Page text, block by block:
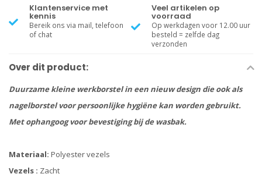
Klantenservice met
kennis
Bereik ons via mail, telefoon
of chat
Veel artikelen op
voorraad
Op werkdagen voor 12.00 uur
besteld = zelfde dag
verzonden
Over dit product:
Duurzame kleine werkborstel in een nieuw design die ook als
nagelborstel voor persoonlijke hygiëne kan worden gebruikt.
Met ophangoog voor bevestiging bij de wasbak.
Materiaal: Polyester vezels
Vezels : Zacht